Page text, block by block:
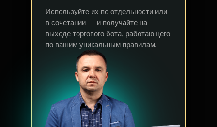
Используйте их по отдельности или
в сочетании — и получайте на
выходе торгового бота, работающего
по вашим уникальным правилам.